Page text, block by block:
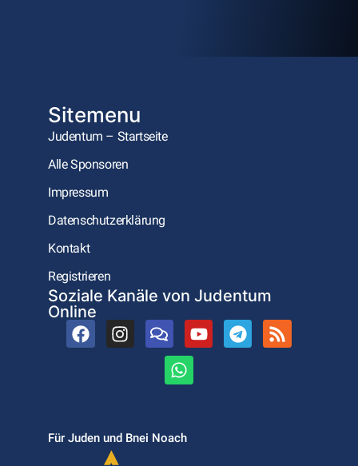
Sitemenu
Judentum – Startseite
Alle Sponsoren
Impressum
Datenschutzerklärung
Kontakt
Registrieren
Soziale Kanäle von Judentum
Online
Für Juden und Bnei Noach